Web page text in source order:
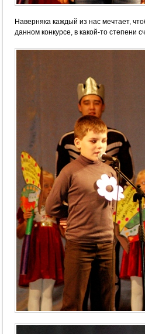
Наверняка каждый из нас мечтает,
данном конкурсе, в какой-то степени